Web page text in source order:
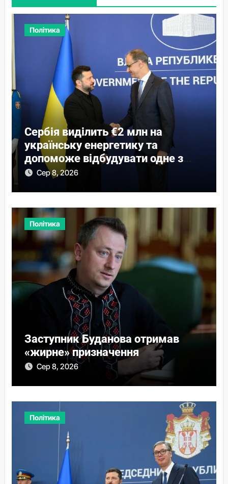
Політика
Сербія виділить €2 млн на
українську енергетику та
допоможе відбудувати одне з
містСер 8, 2026
Політика
Заступник Буданова отримав
«жирне» призначення
Сер 8, 2026
Політика